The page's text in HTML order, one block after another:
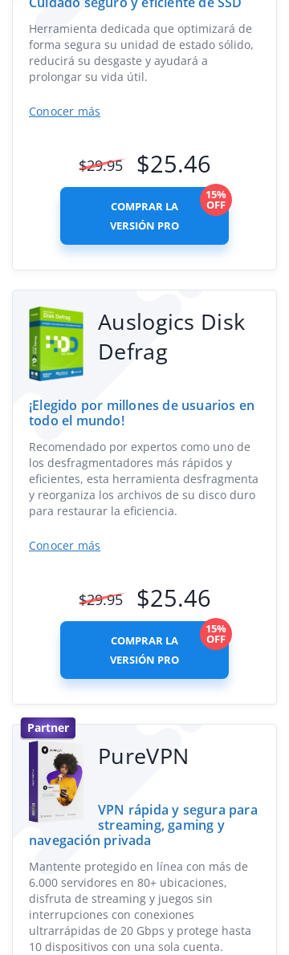
Herramienta dedicada que optimizará de
forma segura su unidad de estado sólido,
reducirá su desgaste y ayudará a
prolongar su vida útil.
Conocer más
$29.95 $25.46
COMPRAR LA
VERSIÓN PRO
15%
OFF
Auslogics Disk
Defrag
¡Elegido por millones de usuarios en
todo el mundo!
Recomendado por expertos como uno de
los desfragmentadores más rápidos y
eficientes, esta herramienta desfragmenta
y reorganiza los archivos de su disco duro
para restaurar la eficiencia.
Conocer más
$29.95 $25.46
COMPRAR LA
VERSIÓN PRO
15%
OFF
Partner
PureVPN
VPN rápida y segura para
streaming, gaming y
navegación privada
Mantente protegido en línea con más de
6.000 servidores en 80+ ubicaciones,
disfruta de streaming y juegos sin
interrupciones con conexiones
ultrarrápidas de 20 Gbps y protege hasta
10 dispositivos con una sola cuenta.